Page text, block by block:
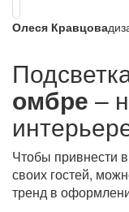
Олеся Кравцова
омбре –
Чтобы привнести
своих гостей,
тренд в